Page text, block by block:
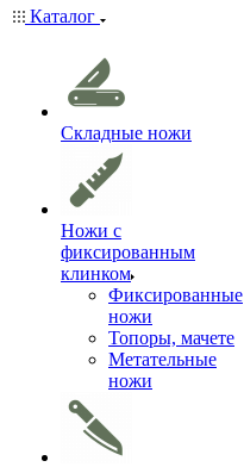
Каталог
Складные ножи
Ножи с
фиксированным
клинком
Фиксированные
ножи
Топоры, мачете
Метательные
ножи